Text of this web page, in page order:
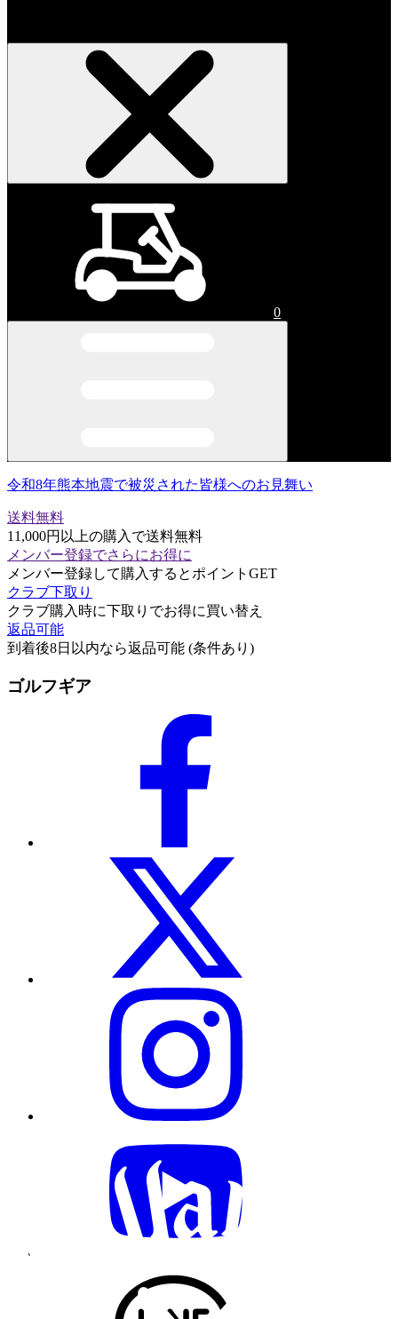
0
令和8年熊本地震で被災された皆様へのお見舞い
送料無料
11,000円以上の購入で送料無料
メンバー登録でさらにお得に
メンバー登録して購入するとポイントGET
クラブ下取り
クラブ購入時に下取りでお得に買い替え
返品可能
到着後8日以内なら返品可能 (条件あり)
ゴルフギア